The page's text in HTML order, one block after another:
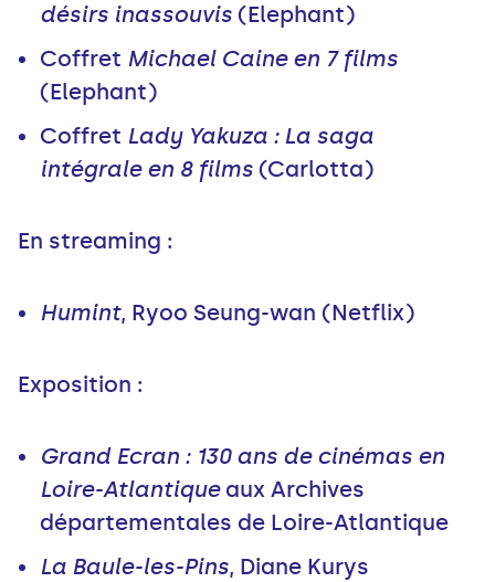
désirs inassouvis (Elephant)
Coffret Michael Caine en 7 films
(Elephant)
Coffret Lady Yakuza : La saga
intégrale en 8 films (Carlotta)
En streaming :
Humint, Ryoo Seung-wan (Netflix)
Exposition :
Grand Ecran : 130 ans de cinémas en
Loire-Atlantiqueaux Archives
départementales de Loire-Atlantique
La Baule-les-Pins, Diane Kurys